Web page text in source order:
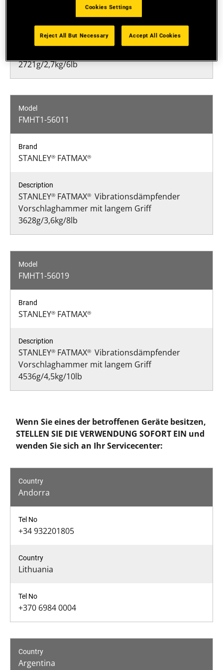
STANLEY®FATMAX®Vibrationsdämpfender
2721g/2,7kg/6lb
FMHT1-56011
STANLEY® FATMAX®
STANLEY® FATMAX® Vibrationsdämpfender
Vorschlaghammer mit langem Griff
3628g/3,6kg/8lb
FMHT1-56019
STANLEY® FATMAX®
STANLEY® FATMAX® Vibrationsdämpfender
Vorschlaghammer mit langem Griff
4536g/4,5kg/10lb
Wenn Sie eines der betroffenen Geräte besitzen,
STELLEN SIE DIE VERWENDUNG SOFORT EIN und
wenden Sie sich an Ihr Servicecenter:
Andorra
+34 932201805
Lithuania
+370 6984 0004
Argentina
Cookies Settings
Reject All But Necessary Accept All Cookies